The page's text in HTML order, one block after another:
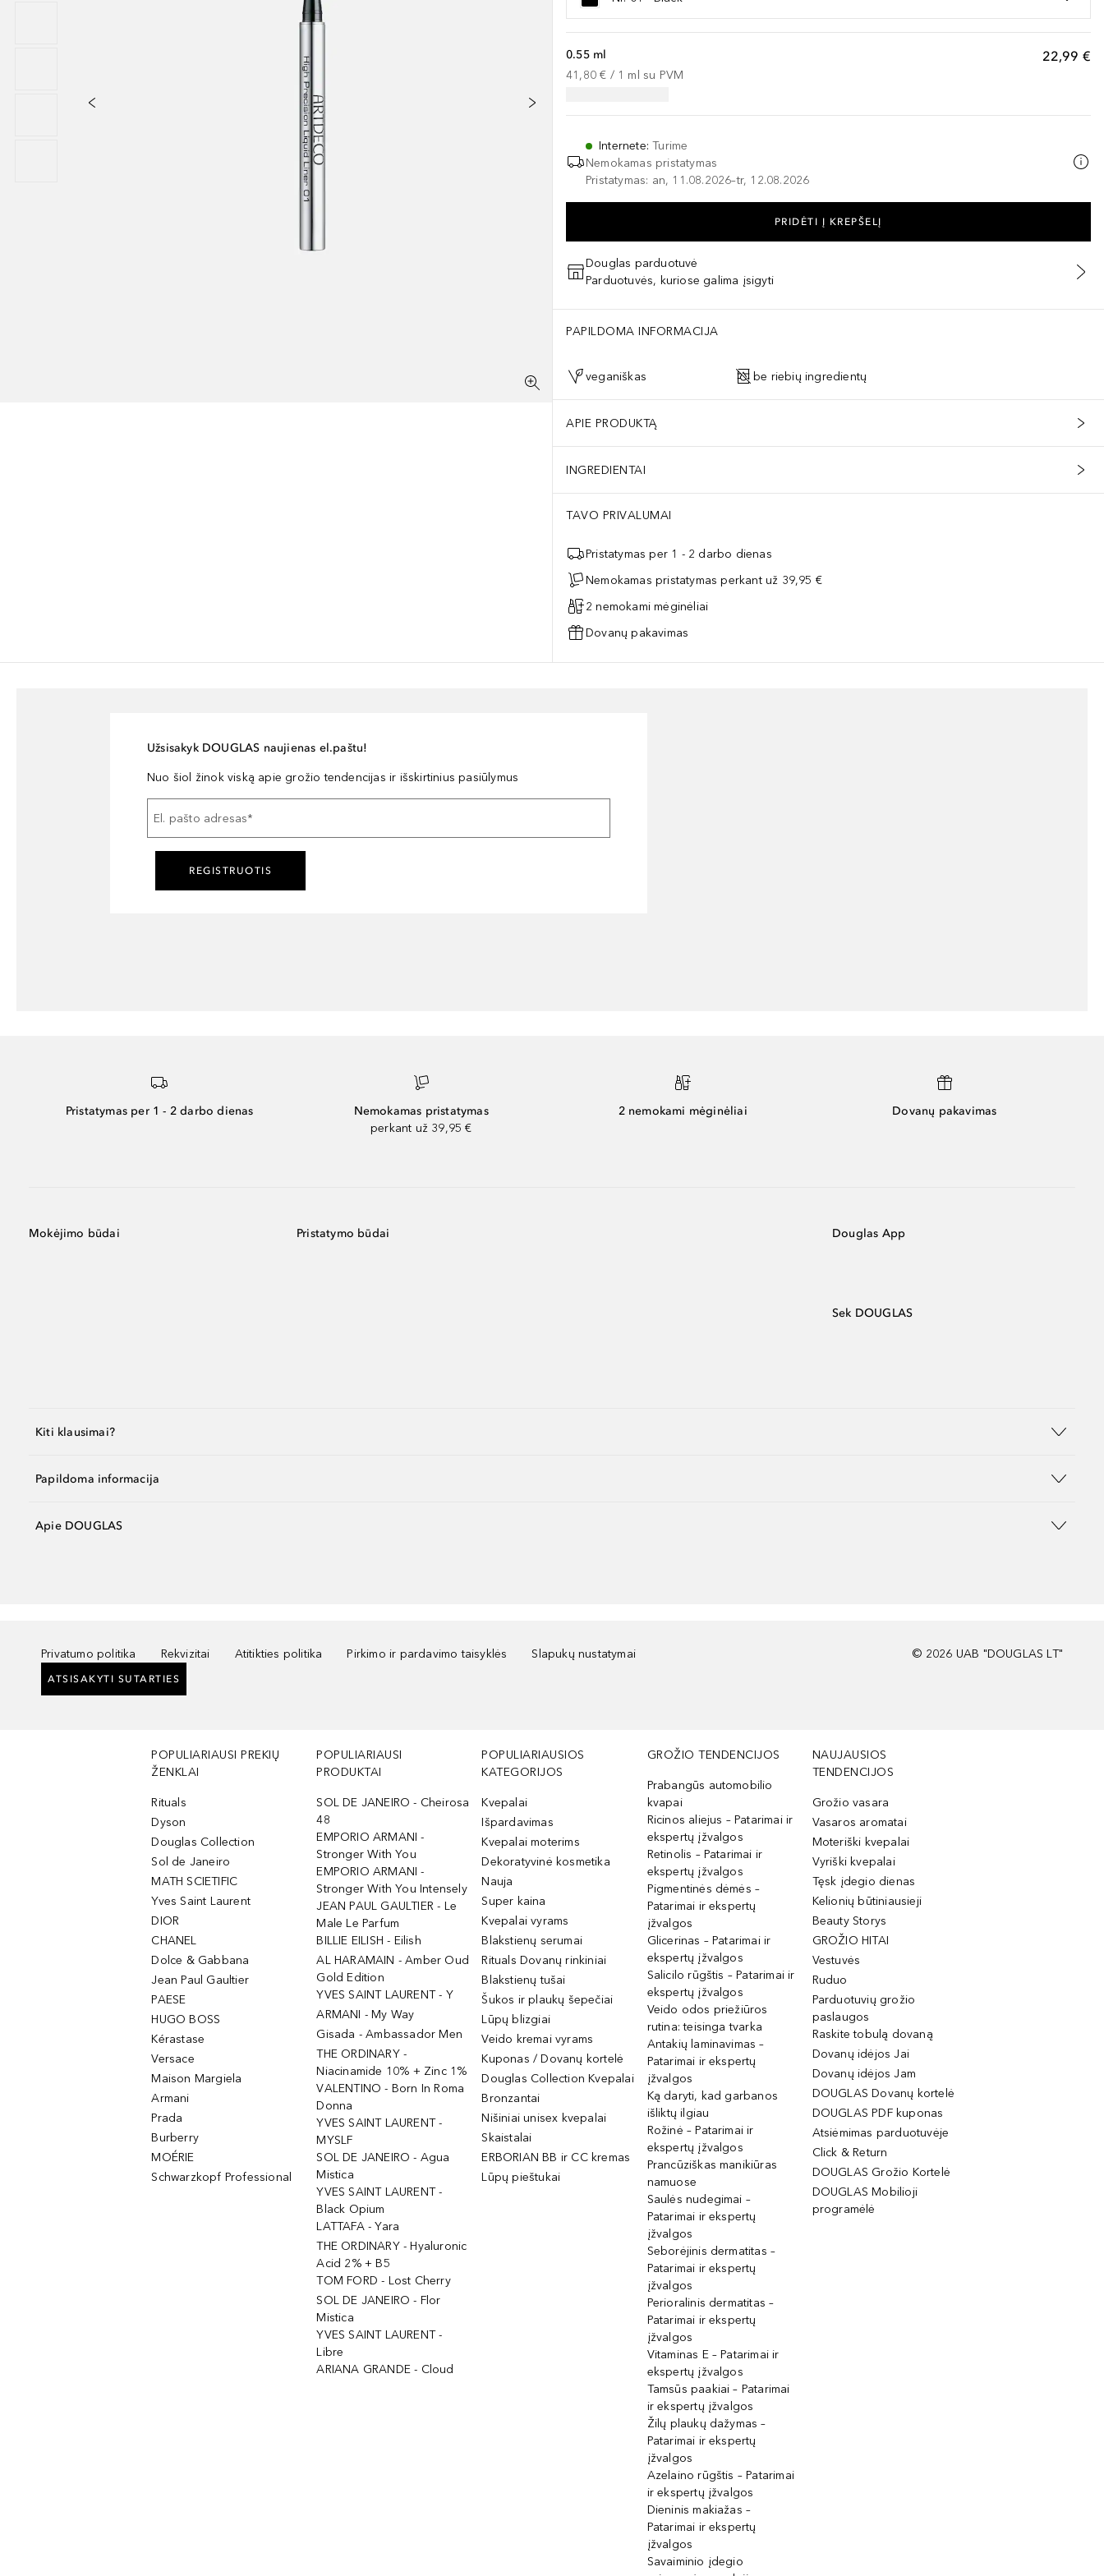
22,99 €
0.55 ml
41,80 € / 1 ml su PVM
Internete:Turime
Nemokamas pristatymas
Pristatymas: an, 11.08.2026–tr, 12.08.2026
PRIDĖTI Į KREPŠELĮ
Douglas parduotuvė
Parduotuvės, kuriose galima įsigyti
PAPILDOMA INFORMACIJA
veganiškas be riebių ingredientų
APIE PRODUKTĄ
INGREDIENTAI
TAVO PRIVALUMAI
Pristatymas per 1 - 2 darbo dienas
Nemokamas pristatymas perkant už 39,95 €
2 nemokami mėginėliai
Dovanų pakavimas
Užsisakyk DOUGLAS naujienas el.paštu!
Nuo šiol žinok viską apie grožio tendencijas ir išskirtinius pasiūlymus
El. pašto adresas*
REGISTRUOTIS
Pristatymas per 1 - 2 darbo dienas
Nemokamas pristatymas
perkant už 39,95 €
2 nemokami mėginėliai Dovanų pakavimas
Mokėjimo būdai Pristatymo būdai Douglas App
Sek DOUGLAS
Kiti klausimai?
Papildoma informacija
Apie DOUGLAS
Privatumo politika Rekvizitai Atitikties politika Pirkimo ir pardavimo taisyklės Slapukų nustatymai
ATSISAKYTI SUTARTIES
© 2026 UAB "DOUGLAS LT"
POPULIARIAUSI PREKIŲ
ŽENKLAI
Rituals
Dyson
Douglas Collection
Sol de Janeiro
MATH SCIETIFIC
Yves Saint Laurent
DIOR
CHANEL
Dolce & Gabbana
Jean Paul Gaultier
PAESE
HUGO BOSS
Kérastase
Versace
Maison Margiela
Armani
Prada
Burberry
MOÉRIE
Schwarzkopf Professional
POPULIARIAUSI
PRODUKTAI
SOL DE JANEIRO - Cheirosa
48
EMPORIO ARMANI -
Stronger With You
EMPORIO ARMANI -
Stronger With You Intensely
JEAN PAUL GAULTIER - Le
Male Le Parfum
BILLIE EILISH - Eilish
AL HARAMAIN - Amber Oud
Gold Edition
YVES SAINT LAURENT - Y
ARMANI - My Way
Gisada - Ambassador Men
THE ORDINARY -
Niacinamide 10% + Zinc 1%
VALENTINO - Born In Roma
Donna
YVES SAINT LAURENT -
MYSLF
SOL DE JANEIRO - Agua
Mistica
YVES SAINT LAURENT -
Black Opium
LATTAFA - Yara
THE ORDINARY - Hyaluronic
Acid 2% + B5
TOM FORD - Lost Cherry
SOL DE JANEIRO - Flor
Mistica
YVES SAINT LAURENT -
Libre
ARIANA GRANDE - Cloud
POPULIARIAUSIOS
KATEGORIJOS
Kvepalai
Išpardavimas
Kvepalai moterims
Dekoratyvinė kosmetika
Nauja
Super kaina
Kvepalai vyrams
Blakstienų serumai
Rituals Dovanų rinkiniai
Blakstienų tušai
Šukos ir plaukų šepečiai
Lūpų blizgiai
Veido kremai vyrams
Kuponas / Dovanų kortelė
Douglas Collection Kvepalai
Bronzantai
Nišiniai unisex kvepalai
Skaistalai
ERBORIAN BB ir CC kremas
Lūpų pieštukai
GROŽIO TENDENCIJOS
Prabangūs automobilio
kvapai
Ricinos aliejus – Patarimai ir
ekspertų įžvalgos
Retinolis – Patarimai ir
ekspertų įžvalgos
Pigmentinės dėmės –
Patarimai ir ekspertų
įžvalgos
Glicerinas – Patarimai ir
ekspertų įžvalgos
Salicilo rūgštis – Patarimai ir
ekspertų įžvalgos
Veido odos priežiūros
rutina: teisinga tvarka
Antakių laminavimas –
Patarimai ir ekspertų
įžvalgos
Ką daryti, kad garbanos
išliktų ilgiau
Rožinė – Patarimai ir
ekspertų įžvalgos
Prancūziškas manikiūras
namuose
Saulės nudegimai –
Patarimai ir ekspertų
įžvalgos
Seborėjinis dermatitas –
Patarimai ir ekspertų
įžvalgos
Perioralinis dermatitas –
Patarimai ir ekspertų
įžvalgos
Vitaminas E – Patarimai ir
ekspertų įžvalgos
Tamsūs paakiai – Patarimai
ir ekspertų įžvalgos
Žilų plaukų dažymas –
Patarimai ir ekspertų
įžvalgos
Azelaino rūgštis – Patarimai
ir ekspertų įžvalgos
Dieninis makiažas –
Patarimai ir ekspertų
įžvalgos
Savaiminio įdegio
NAUJAUSIOS
TENDENCIJOS
Grožio vasara
Vasaros aromatai
Moteriški kvepalai
Vyriški kvepalai
Tęsk įdegio dienas
Kelionių būtiniausieji
Beauty Storys
GROŽIO HITAI
Vestuvės
Ruduo
Parduotuvių grožio
paslaugos
Raskite tobulą dovaną
Dovanų idėjos Jai
Dovanų idėjos Jam
DOUGLAS Dovanų kortelė
DOUGLAS PDF kuponas
Atsiėmimas parduotuvėje
Click & Return
DOUGLAS Grožio Kortelė
DOUGLAS Mobilioji
programėlė